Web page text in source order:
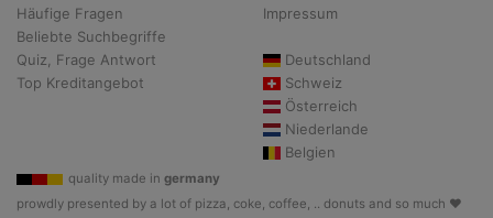
Häufige Fragen
Beliebte Suchbegriffe
Quiz, Frage Antwort
Top Kreditangebot
Impressum
Deutschland
Schweiz
Österreich
Niederlande
Belgien
quality made in germany
prowdly presented by a lot of pizza, coke, coffee, .. donuts and so much ♥